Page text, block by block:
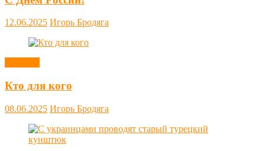
12.06.2025 Игорь Бродяга
Кто для кого
08.06.2025 Игорь Бродяга